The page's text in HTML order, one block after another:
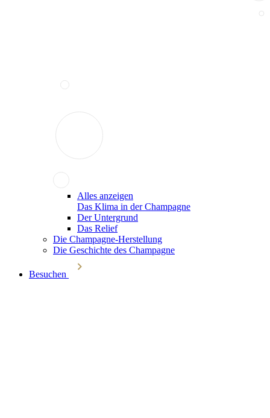
Alles anzeigen
Das Klima in der Champagne
Der Untergrund
Das Relief
Die Champagne-Herstellung
Die Geschichte des Champagne
Besuchen